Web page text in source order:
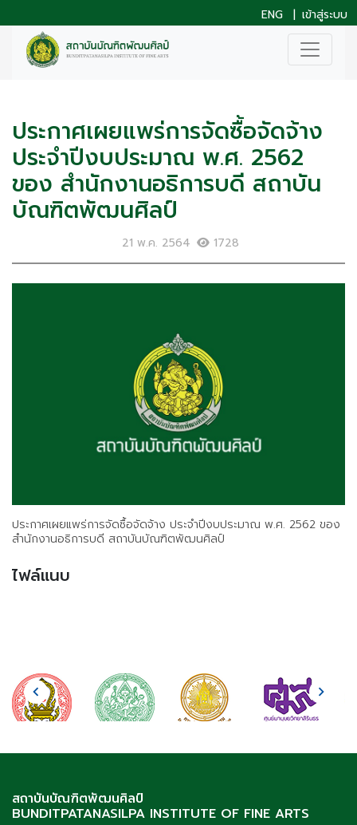
ENG | เข้าสู่ระบบ
ประกาศเผยแพร่การจัดซื้อจัดจ้าง
ประจำปีงบประมาณ พ.ศ. 2562
ของ สำนักงานอธิการบดี สถาบัน
บัณฑิตพัฒนศิลป์
21 พ.ค. 2564 1728
ประกาศเผยแพร่การจัดซื้อจัดจ้าง ประจำปีงบประมาณ พ.ศ. 2562 ของ
สำนักงานอธิการบดี สถาบันบัณฑิตพัฒนศิลป์
ไฟล์แนบ
สถาบันบัณฑิตพัฒนศิลป์
BUNDITPATANASILPA INSTITUTE OF FINE ARTS